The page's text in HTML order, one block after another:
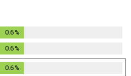
0.6 %
0.6 %
0.6 %